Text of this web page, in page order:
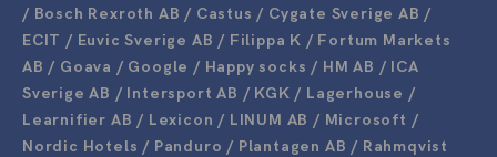
/ Bosch Rexroth AB / Castus / Cygate Sverige AB /
ECIT / Euvic Sverige AB / Filippa K / Fortum Markets
AB / Goava / Google / Happy socks / HM AB / ICA
Sverige AB / Intersport AB / KGK / Lagerhouse /
Learnifier AB / Lexicon / LINUM AB / Microsoft /
Nordic Hotels / Panduro / Plantagen AB / Rahmqvist